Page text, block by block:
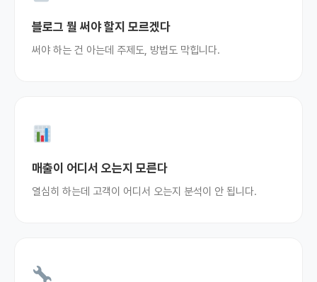
블로그 뭘 써야 할지 모르겠다
써야 하는 건 아는데 주제도, 방법도 막힙니다.
매출이 어디서 오는지 모른다
열심히 하는데 고객이 어디서 오는지 분석이 안 됩니다.